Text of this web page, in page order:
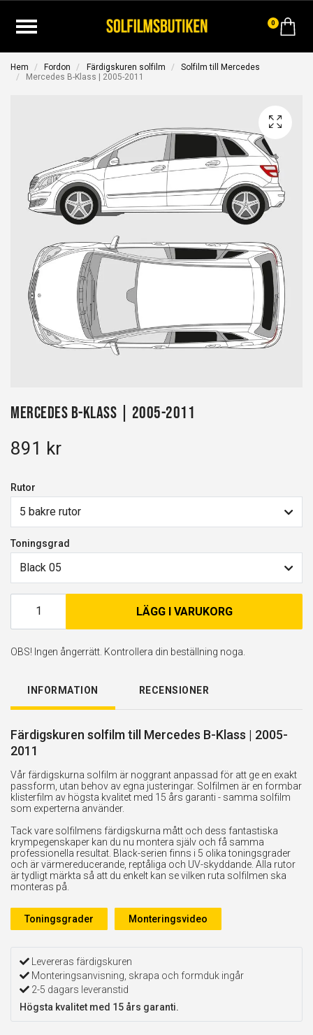
0
Hem Fordon Färdigskuren solfilm
Solfilm till Mercedes
Mercedes B-Klass | 2005-2011
Mercedes B-Klass | 2005-2011
891 kr
Rutor
5 bakre rutor
Toningsgrad
Black 05
LÄGG I VARUKORG
OBS! Ingen ångerrätt. Kontrollera din beställning noga.
INFORMATION RECENSIONER
Färdigskuren solfilm till Mercedes B-Klass | 2005-
2011
Vår färdigskurna solfilm är noggrant anpassad för att ge en exakt
passform, utan behov av egna justeringar. Solfilmen är en formbar
klisterfilm av högsta kvalitet med 15 års garanti - samma solfilm
som experterna använder.
Tack vare solfilmens färdigskurna mått och dess fantastiska
krympegenskaper kan du nu montera själv och få samma
professionella resultat. Black-serien finns i 5 olika toningsgrader
och är värmereducerande, reptåliga och UV-skyddande. Alla rutor
är tydligt märkta så att du enkelt kan se vilken ruta solfilmen ska
monteras på.
Toningsgrader Monteringsvideo
Levereras färdigskuren
Monteringsanvisning, skrapa och formduk ingår
2-5 dagars leveranstid
Högsta kvalitet med 15 års garanti.